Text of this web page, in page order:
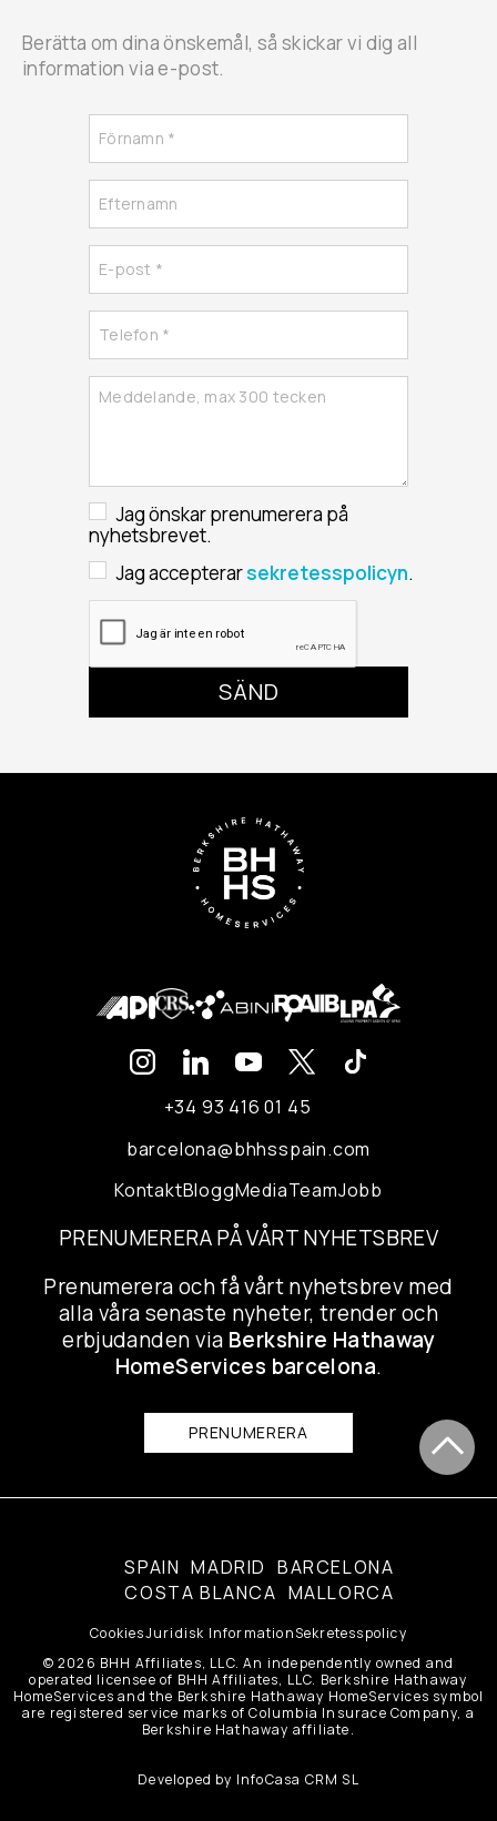
Berätta om dina önskemål, så skickar vi dig all
information via e-post.
Jag önskar prenumerera på
nyhetsbrevet.
Jag accepterarsekretesspolicyn.
+34 93 416 01 45
barcelona@bhhsspain.com
KontaktBloggMediaTeamJobb
PRENUMERERA PÅ VÅRT NYHETSBREV
Prenumerera och få vårt nyhetsbrev med
alla våra senaste nyheter, trender och
erbjudanden via Berkshire Hathaway
HomeServices barcelona.
PRENUMERERA
SPAIN MADRID BARCELONA
COSTA BLANCA MALLORCA
CookiesJuridisk InformationSekretesspolicy
© 2026 BHH Affiliates, LLC. An independently owned and
operated licensee of BHH Affiliates, LLC. Berkshire Hathaway
HomeServices and the Berkshire Hathaway HomeServices symbol
are registered service marks of Columbia Insurace Company, a
Berkshire Hathaway affiliate.
Developed by InfoCasa CRM SL